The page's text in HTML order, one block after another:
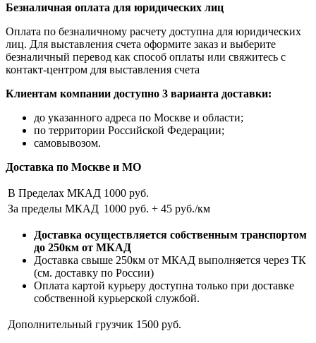
Безналичная оплата для юридических лиц
Оплата по безналичному расчету доступна для юридических
лиц. Для выставления счета оформите заказ и выберите
безналичный перевод как способ оплаты или свяжитесь с
контакт-центром для выставления счета
Клиентам компании доступно 3 варианта доставки:
до указанного адреса по Москве и области;
по территории Российской Федерации;
самовывозом.
Доставка по Москве и МО
В Пределах МКАД 1000 руб.
За пределы МКАД 1000 руб. + 45 руб./км
Доставка осуществляется собственным транспортом
до 250км от МКАД
Доставка свыше 250км от МКАД выполняется через ТК
(см. доставку по России)
Оплата картой курьеру доступна только при доставке
собственной курьерской службой.
Дополнительный грузчик 1500 руб.